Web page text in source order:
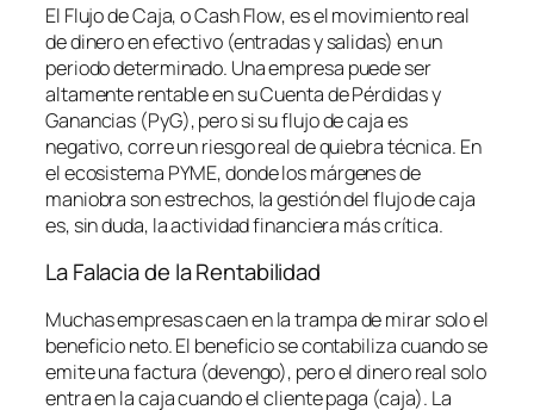
El Flujo de Caja, oCash Flow, es el movimiento real
de dinero en efectivo (entradas y salidas) en un
periodo determinado. Una empresa puede ser
altamente rentable en su Cuenta de Pérdidas y
Ganancias (PyG), pero si su flujo de caja es
negativo, corre un riesgo real de quiebra técnica. En
el ecosistema PYME, donde los márgenes de
maniobra son estrechos, la gestión del flujo de caja
es, sin duda, la actividad financiera más crítica.
La Falacia de la Rentabilidad
Muchas empresas caen en la trampa de mirar solo el
beneficio neto. El beneficio se contabiliza cuando se
emite una factura (devengo), pero el dinero real solo
entra en la caja cuando el cliente paga (caja). La